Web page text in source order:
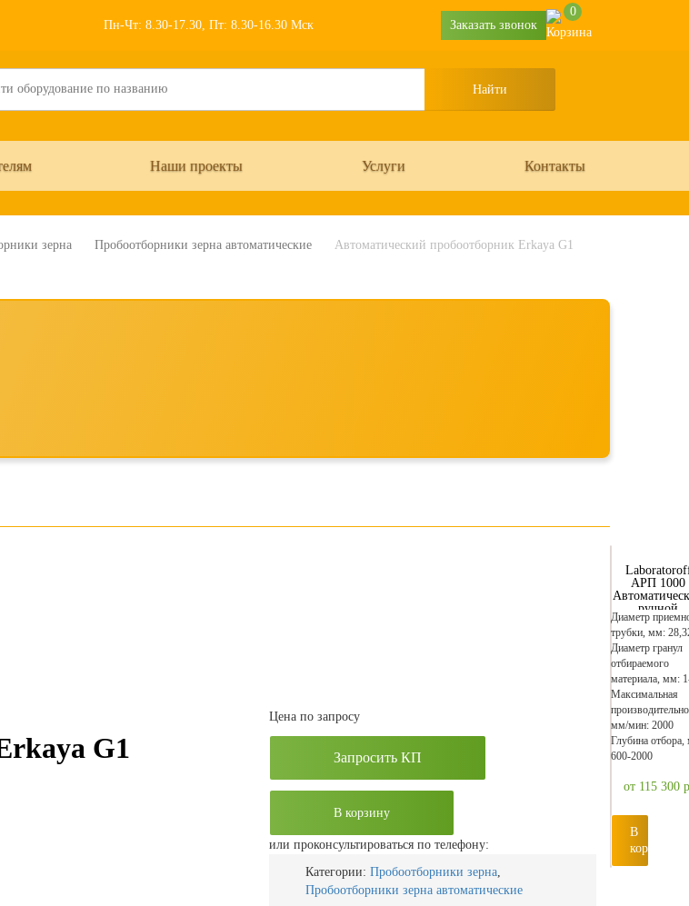
Пн-Чт: 8.30-17.30, Пт: 8.30-16.30 Мск Заказать звонок
0
Наши проекты Услуги Контакты
зерна Пробоотборники зерна автоматические Автоматический пробоотборник Erkaya G1
G1
Цена по запросу
Запросить КП
В корзину
или проконсультироваться по телефону:
Категории: Пробоотборники зерна
Пробоотборники зерна автоматические
АРП 1000
ручной
сыпучих
материалов
Диаметр
трубки, мм:
Диаметр гранул
отбираемого
материала, мм:
Максимальная
мм/мин: 2000
Глубина
600-2000
от 115 300
В
корзину